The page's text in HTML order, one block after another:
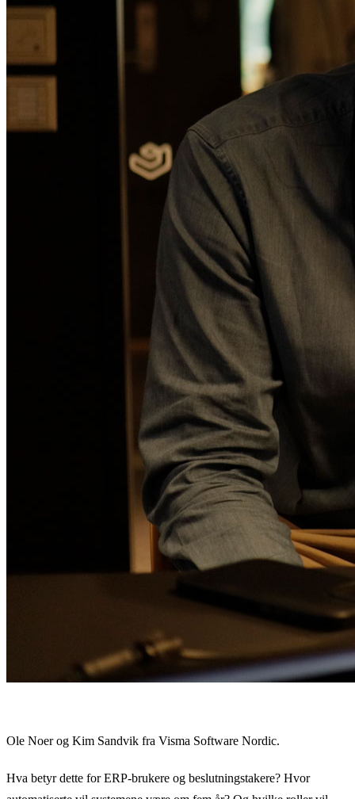
Ole Noer og Kim Sandvik fra Visma Software Nordic.
Hva betyr dette for ERP-brukere og beslutningstakere? Hvor